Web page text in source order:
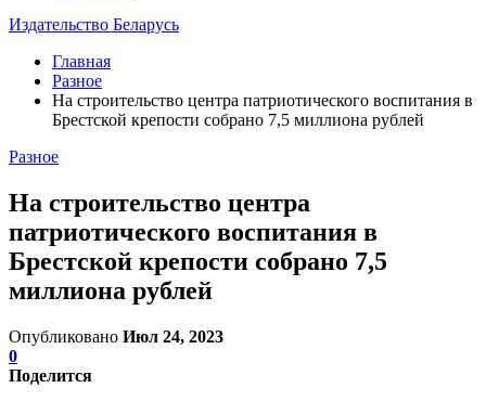
Издательство Беларусь
Главная
Разное
На строительство центра патриотического воспитания в
Брестской крепости собрано 7,5 миллиона рублей
Разное
На строительство центра
патриотического воспитания в
Брестской крепости собрано 7,5
миллиона рублей
Опубликовано Июл 24, 2023
0
Поделится